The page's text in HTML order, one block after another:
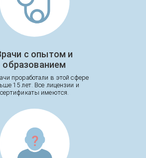
с опытом и
образованием
проработали в этой сфере
15 лет. Все лицензии и
сертификаты имеются.